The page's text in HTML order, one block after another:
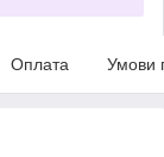
Оплата Умови